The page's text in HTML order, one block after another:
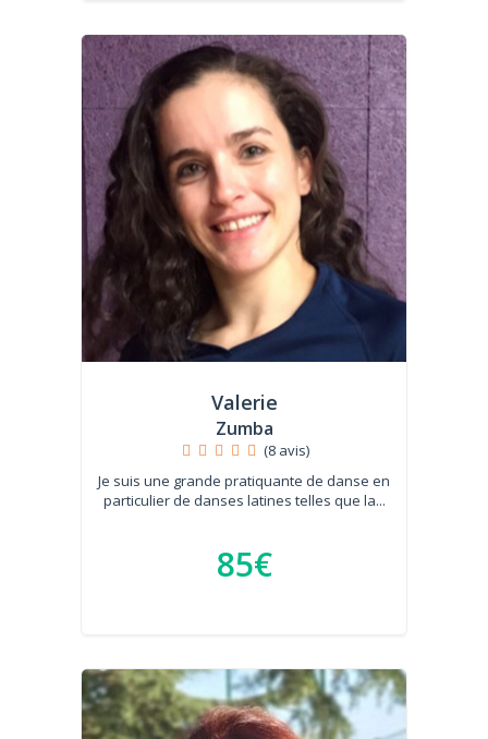
Valerie
Zumba
(8 avis)
Je suis une grande pratiquante de danse en
particulier de danses latines telles que la...
85€